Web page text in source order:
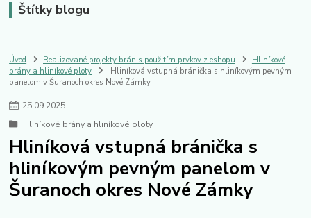
Štítky blogu
Úvod Realizované projekty brán s použitím prvkov z eshopu
Hliníkové
brány a hliníkové ploty
Hliníková vstupná bránička s hliníkovým pevným
panelom v Šuranoch okres Nové Zámky
25.09.2025
Hliníkové brány a hliníkové ploty
Hliníková vstupná bránička s
hliníkovým pevným panelom v
Šuranoch okres Nové Zámky